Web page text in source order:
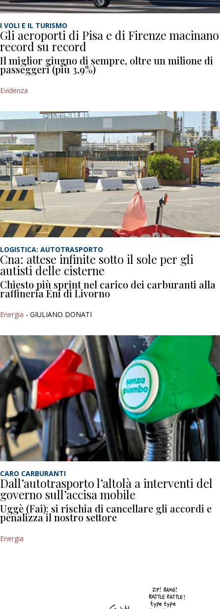
I VOLI E IL TURISMO
Gli aeroporti di Pisa e di Firenze macinano
record su record
Il miglior giugno di sempre, oltre un milione di
passeggeri (più 3,9%)
Evidenza
LOGISTICA: AUTOTRASPORTO
Cna: attese infinite sotto il sole per gli
autisti delle cisterne
Chiesto più sprint nel carico dei carburanti alla
raffineria Eni di Livorno
Energia - GIULIANO DONATI
CARO CARBURANTI
Dall’autotrasporto l’altolà a interventi del
governo sull’accisa mobile
Uggè (Fai): si rischia di cancellare gli accordi e
penalizza il nostro settore
Energia